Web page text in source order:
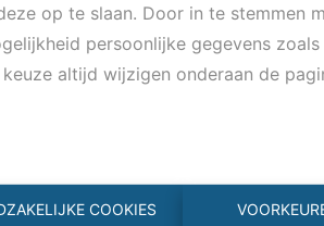
op te slaan. Door in te stemmen
persoonlijke gegevens
altijd wijzigen onderaan de
COOKIES